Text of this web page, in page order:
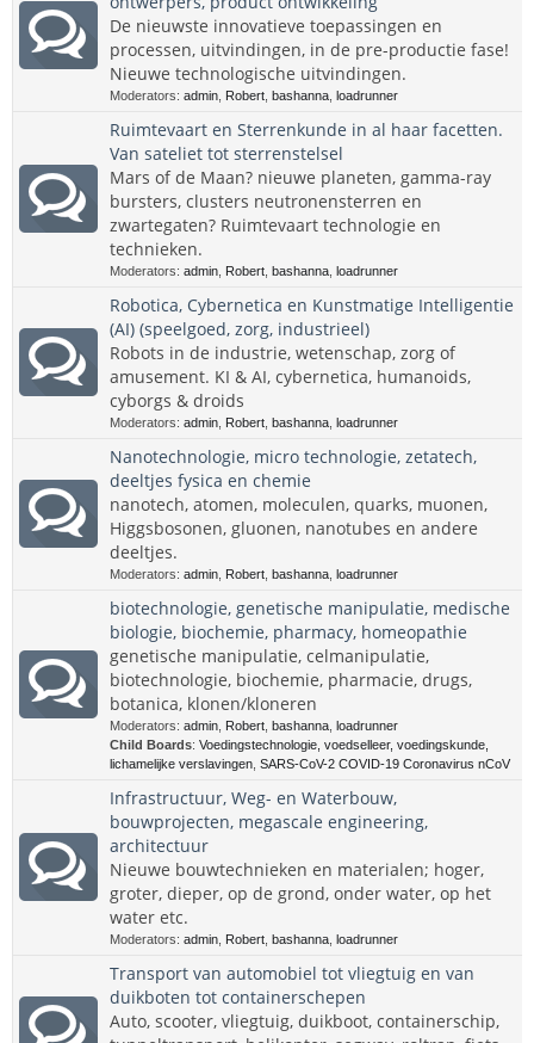
De nieuwste innovatieve toepassingen en
processen, uitvindingen, in de pre-productie fase!
Nieuwe technologische uitvindingen.
Moderators: admin Robert bashanna loadrunner
Ruimtevaart en Sterrenkunde in al haar facetten.
Van sateliet tot sterrenstelsel
Mars of de Maan? nieuwe planeten, gamma-ray
bursters, clusters neutronensterren en
zwartegaten? Ruimtevaart technologie en
technieken.
Moderators: admin Robert bashanna loadrunner
Robotica, Cybernetica en Kunstmatige Intelligentie
(AI) (speelgoed, zorg, industrieel)
Robots in de industrie, wetenschap, zorg of
amusement. KI & AI, cybernetica, humanoids,
cyborgs & droids
Moderators: admin Robert bashanna loadrunner
Nanotechnologie, micro technologie, zetatech,
deeltjes fysica en chemie
nanotech, atomen, moleculen, quarks, muonen,
Higgsbosonen, gluonen, nanotubes en andere
deeltjes.
Moderators: admin Robert bashanna loadrunner
biotechnologie, genetische manipulatie, medische
biologie, biochemie, pharmacy, homeopathie
genetische manipulatie, celmanipulatie,
biotechnologie, biochemie, pharmacie, drugs,
botanica, klonen/kloneren
Moderators: admin Robert bashanna loadrunner
Child Boards: Voedingstechnologie, voedselleer, voedingskunde,
lichamelijke verslavingen SARS-CoV-2 COVID-19 Coronavirus nCoV
Infrastructuur, Weg- en Waterbouw,
bouwprojecten, megascale engineering,
architectuur
Nieuwe bouwtechnieken en materialen; hoger,
groter, dieper, op de grond, onder water, op het
water etc.
Moderators: admin Robert bashanna loadrunner
Transport van automobiel tot vliegtuig en van
duikboten tot containerschepen
Auto, scooter, vliegtuig, duikboot, containerschip,